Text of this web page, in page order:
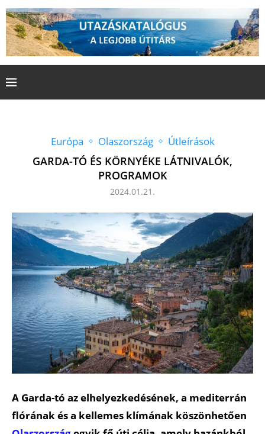
Európa Olaszország Útleírások
GARDA-TÓ ÉS KÖRNYÉKE LÁTNIVALÓK,
PROGRAMOK
2024.01.21.
A Garda-tó az elhelyezkedésének, a mediterrán
flórának és a kellemes klímának köszönhetően